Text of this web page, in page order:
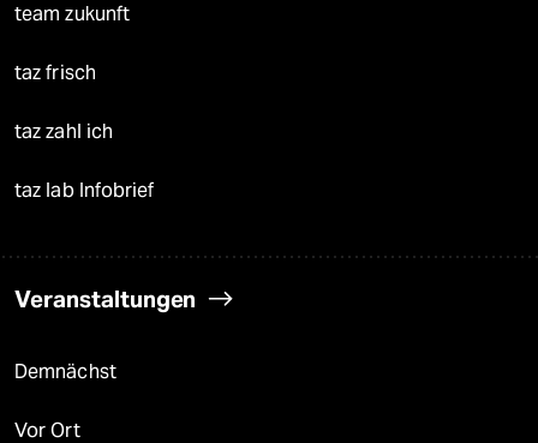
team zukunft
taz frisch
taz zahl ich
taz lab Infobrief
Veranstaltungen
Demnächst
Vor Ort